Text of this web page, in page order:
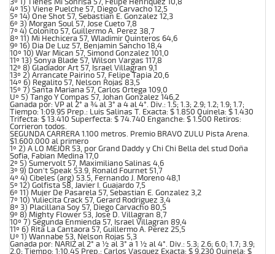
4º 15) Viene Puelche 57, Diego Carvacho 12,5
5º 14) One Shot 57, Sebastian E. Gonzalez 12,3
6º 3) Morgan Soul 57, Jose Cueto 7,8
7º 4) Colonito 57, Guillermo A. Perez 38,7
8º 11) Mi Hechicera 57, Wladimir Quinteros 64,6
9º 16) Dia De Luz 57, Benjamin Sancho 18,4
10º 10) War Mican 57, Simond Gonzalez 101,0
11º 13) Sonya Blade 57, Wilson Vargas 117,8
12º 8) Gladiador Art 57, Israel Villagran 9,1
13º 2) Arrancate Pairino 57, Felipe Tapia 20,6
14º 6) Regalito 57, Nelson Rojas 83,5
15º 7) Santa Mariana 57, Carlos Ortega 109,0
Uº 5) Tango Y Compas 57, Johan Gonzalez 146,2
Ganada por: VP al 2° a ¾ al 3° a 4 al 4°. Div.: 1.5; 1.3; 2.9; 1.2; 1.9; 1.7;
Tiempo: 1:09.95 Prep.: Luis Salinas T. Exacta: $ 1.850 Quinela: $ 1.430
Trifecta: $ 13.410 Superfecta: $ 74.740 Enganche: $ 1.500 Retiros:
Corrieron todos.
SEGUNDA CARRERA 1.100 metros. Premio BRAVO ZULU Pista Arena.
$1.600.000 al primero
1º 2) A LO MEJOR 53, por Grand Daddy y Chi Chi Bella del stud Doña
Sofia, Fabian Medina 17,0
2º 5) Sumervolt 57, Maximiliano Salinas 4,6
3º 9) Don't Speak 53.9, Ronald Fournet 51,7
4º 4) Cibeles (arg) 53.5, Fernando J. Moreno 48,1
5º 12) Golfista 58, Javier I. Guajardo 7,5
6º 11) Mujer De Pasarela 57, Sebastian E. Gonzalez 3,2
7º 10) Yuliecita Crack 57, Gerard Rodriguez 3,4
8º 3) Placillana Soy 57, Diego Carvacho 80,5
9º 8) Mighty Flower 53, Jose D. Villagran 8,7
10º 7) Segunda Enmienda 57, Israel Villagran 89,4
11º 6) Rita La Cantaora 57, Guillermo A. Perez 25,5
Uº 1) Wannabe 53, Nelson Rojas 5,3
Ganada por: NARIZ al 2° a ½ al 3° a 1 ½ al 4°. Div.: 5.3; 2.6; 6.0; 1.7; 3.9;
2.0; Tiempo: 1:10.45 Prep.: Carlos Vasquez Exacta: $ 9.230 Quinela: $